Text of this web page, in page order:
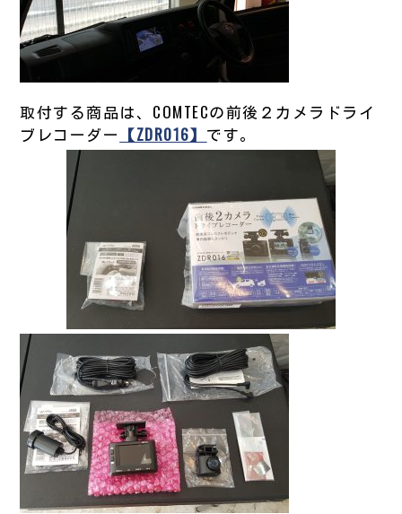
取付する商品は、COMTECの前後２カメラドライ
ブレコーダー 【ZDR016】 です。